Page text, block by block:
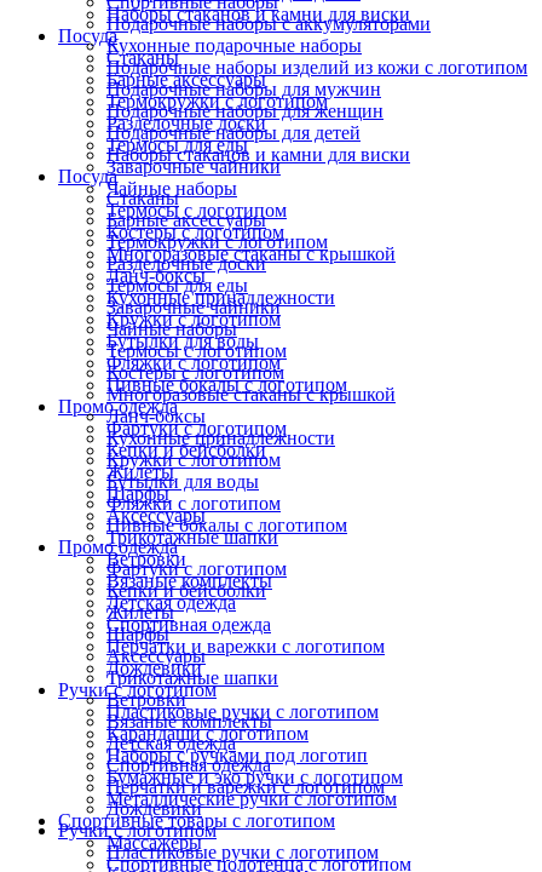
Наборы стаканов и камни для виски
Посуда
Стаканы
Барные аксессуары
Термокружки с логотипом
Разделочные доски
Термосы для еды
Заварочные чайники
Чайные наборы
Термосы с логотипом
Костеры с логотипом
Многоразовые стаканы с крышкой
Ланч-боксы
Кухонные принадлежности
Кружки с логотипом
Бутылки для воды
Фляжки с логотипом
Пивные бокалы с логотипом
Промо одежда
Фартуки с логотипом
Кепки и бейсболки
Жилеты
Шарфы
Аксессуары
Трикотажные шапки
Ветровки
Вязаные комплекты
Детская одежда
Спортивная одежда
Перчатки и варежки с логотипом
Дождевики
Ручки с логотипом
Пластиковые ручки с логотипом
Карандаши с логотипом
Наборы с ручками под логотип
Бумажные и эко ручки с логотипом
Металлические ручки с логотипом
Спортивные товары с логотипом
Массажеры
Спортивные полотенца с логотипом
Подарочные наборы с аккумуляторами
Кухонные подарочные наборы
Подарочные наборы изделий из кожи с логотипом
Подарочные наборы для мужчин
Подарочные наборы для женщин
Подарочные наборы для детей
Наборы стаканов и камни для виски
Посуда
Стаканы
Барные аксессуары
Термокружки с логотипом
Разделочные доски
Термосы для еды
Заварочные чайники
Чайные наборы
Термосы с логотипом
Костеры с логотипом
Многоразовые стаканы с крышкой
Ланч-боксы
Кухонные принадлежности
Кружки с логотипом
Бутылки для воды
Фляжки с логотипом
Пивные бокалы с логотипом
Промо одежда
Фартуки с логотипом
Кепки и бейсболки
Жилеты
Шарфы
Аксессуары
Трикотажные шапки
Ветровки
Вязаные комплекты
Детская одежда
Спортивная одежда
Перчатки и варежки с логотипом
Дождевики
Ручки с логотипом
Пластиковые ручки с логотипом